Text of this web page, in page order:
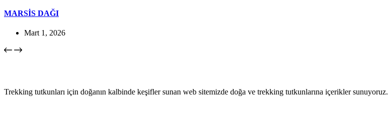
MARSİS DAĞI
Mart 1, 2026
Trekking tutkunları için doğanın kalbinde keşifler sunan web sitemizde doğa ve trekking tutkunlarına içerikler sunuyoruz.